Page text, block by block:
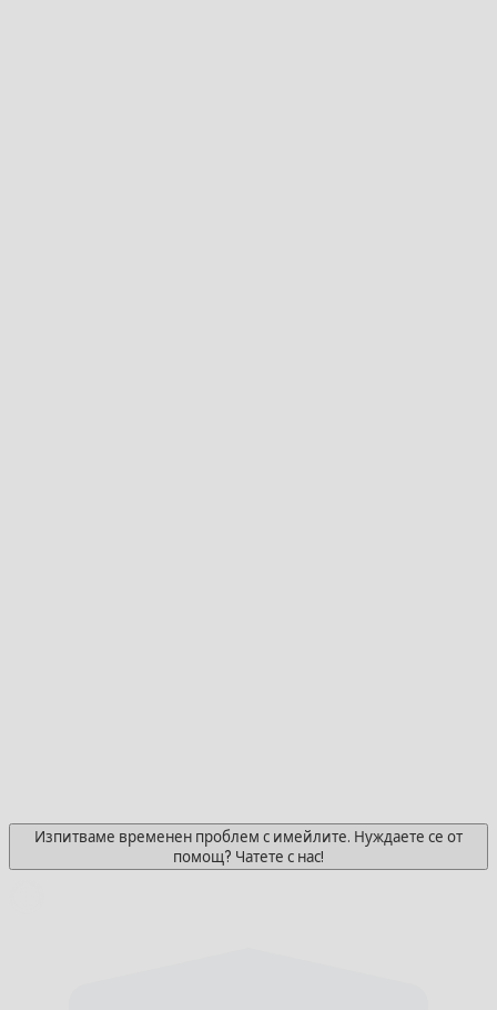
Изпитваме временен проблем с имейлите. Нуждаете се от
помощ? Чатете с нас!